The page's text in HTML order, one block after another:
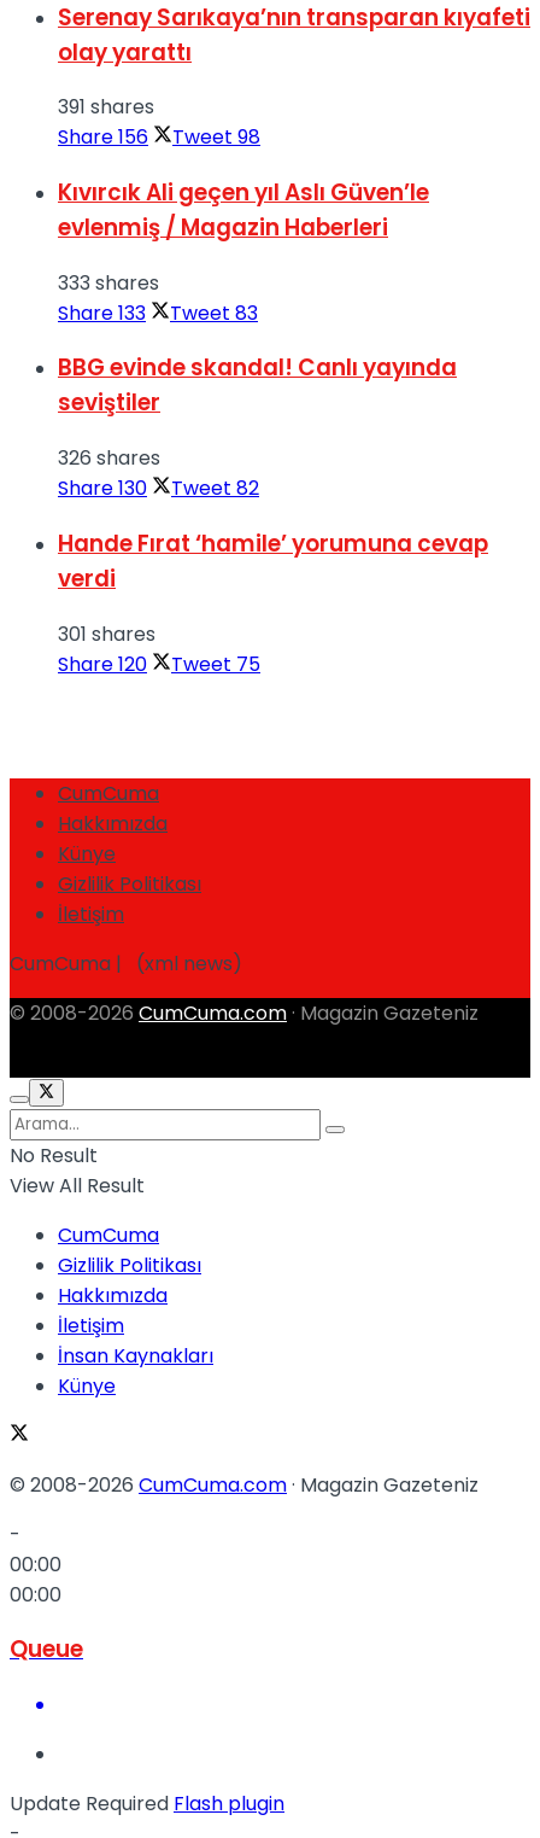
Serenay Sarıkaya’nın transparan kıyafeti
olay yarattı
391 shares
Share156 Tweet 98
Kıvırcık Ali geçen yıl Aslı Güven’le
evlenmiş / Magazin Haberleri
333 shares
Share133 Tweet 83
BBG evinde skandal! Canlı yayında
seviştiler
326 shares
Share130 Tweet 82
Hande Fırat ‘hamile’ yorumuna cevap
verdi
301 shares
Share120 Tweet 75
CumCuma
Hakkımızda
Künye
Gizlilik Politikası
İletişim
CumCuma | (xml news)
© 2008-2026 CumCuma.com · Magazin Gazeteniz
No Result
View All Result
CumCuma
Gizlilik Politikası
Hakkımızda
İletişim
İnsan Kaynakları
Künye
© 2008-2026 CumCuma.com· Magazin Gazeteniz
-
00:00
00:00
Queue
Update Required Flash plugin